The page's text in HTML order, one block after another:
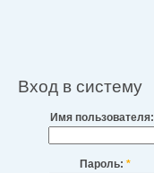
Вход в систему
Имя пользователя:
Пароль: *